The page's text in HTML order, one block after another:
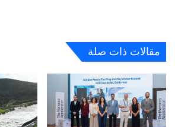
مقالات ذات صلة